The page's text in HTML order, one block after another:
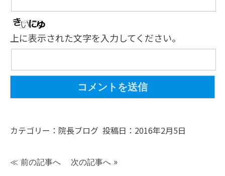
上に表示された文字を入力してください。
カテゴリー： 院長ブログ 投稿日：2016年2月5日
≪ 前の記事へ 次の記事へ »